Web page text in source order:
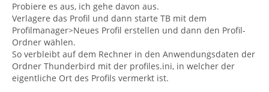
Probiere es aus, ich gehe davon aus.
Verlagere das Profil und dann starte TB mit dem
Profilmanager>Neues Profil erstellen und dann den Profil-
Ordner wählen.
So verbleibt auf dem Rechner in den Anwendungsdaten der
Ordner Thunderbird mit der profiles.ini, in welcher der
eigentliche Ort des Profils vermerkt ist.